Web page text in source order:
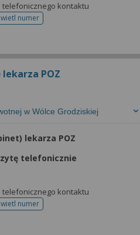
telefonicznego kontaktu
numer
telefonu do rejestracji
POZ
w Wólce Grodziskiej
lekarza POZ
telefonicznie
telefonicznego kontaktu
numer
telefonu do rejestracji